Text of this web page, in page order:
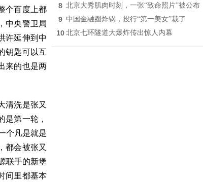
个百度上都
中央警卫局
许延伸到中
钥匙可以互
来的也是两
清洗是张又
是第一轮，
个凡是就是
都会被张又
联手的新堡
间里都基本
8 北京大秀肌肉时刻，一张“致命照片”被公布
9 中国金融圈炸锅，投行“第一美女”栽了
10 北京七环隧道大爆炸传出惊人内幕